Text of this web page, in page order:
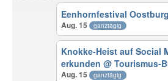
Eenhornfestival Oostburg
Aug. 15 ganztägig
Knokke-Heist auf Social
erkunden@ Tourismus-
Aug. 15 ganztägig